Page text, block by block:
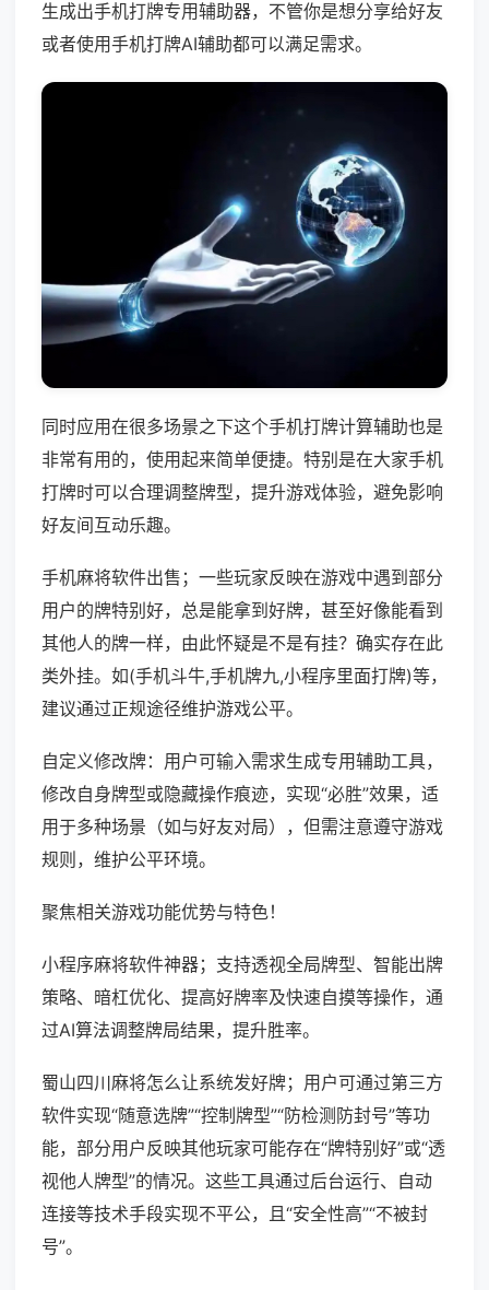
生成出手机打牌专用辅助器，不管你是想分享给好友
或者使用手机打牌AI辅助都可以满足需求。
同时应用在很多场景之下这个手机打牌计算辅助也是
非常有用的，使用起来简单便捷。特别是在大家手机
打牌时可以合理调整牌型，提升游戏体验，避免影响
好友间互动乐趣。
手机麻将软件出售；一些玩家反映在游戏中遇到部分
用户的牌特别好，总是能拿到好牌，甚至好像能看到
其他人的牌一样，由此怀疑是不是有挂？确实存在此
类外挂。如(手机斗牛,手机牌九,小程序里面打牌)等，
建议通过正规途径维护游戏公平。
自定义修改牌：用户可输入需求生成专用辅助工具，
修改自身牌型或隐藏操作痕迹，实现“必胜”效果，适
用于多种场景（如与好友对局），但需注意遵守游戏
规则，维护公平环境。
聚焦相关游戏功能优势与特色！
小程序麻将软件神器；支持透视全局牌型、智能出牌
策略、暗杠优化、提高好牌率及快速自摸等操作，通
过AI算法调整牌局结果，提升胜率。
蜀山四川麻将怎么让系统发好牌；用户可通过第三方
软件实现“随意选牌”“控制牌型”“防检测防封号”等功
能，部分用户反映其他玩家可能存在“牌特别好”或“透
视他人牌型”的情况。这些工具通过后台运行、自动
连接等技术手段实现不平公，且“安全性高”“不被封
号”。